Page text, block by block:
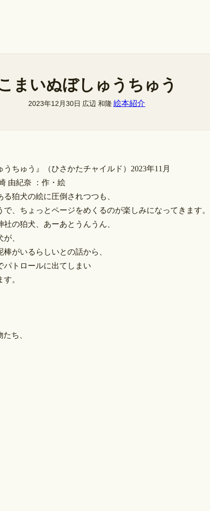
まいぬぼしゅうちゅう
2023年12月30日 広辺 和隆 絵本紹介
うちゅう』（ひさかたチャイルド）2023年11月
由紀奈 ：作・絵
狛犬の絵に圧倒されつつも、
で、ちょっとページをめくるのが楽しみになってきます。
社の狛犬、あーあとうんうん、
、
がいるらしいとの話から、
パトロールに出てしまい
。
ち、